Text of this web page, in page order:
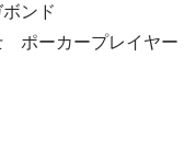
ンド
ポーカープレイヤー